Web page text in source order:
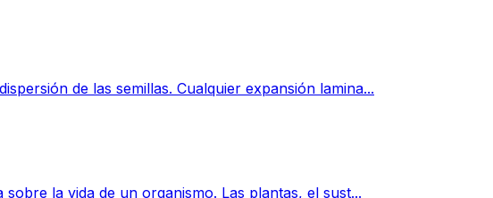
de las semillas. Cualquier expansión lamina...
la vida de un organismo. Las plantas, el sust...